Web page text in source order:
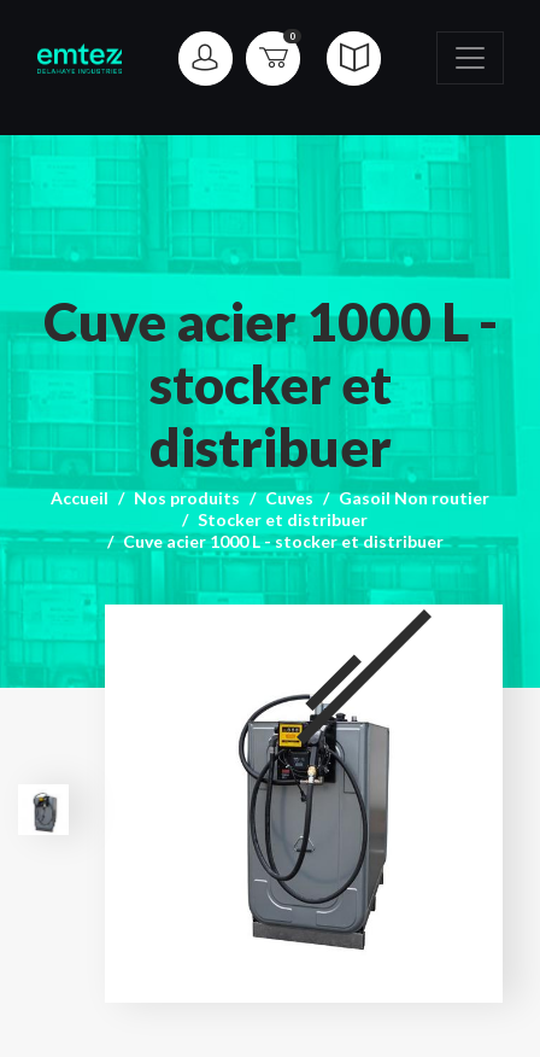
0
Cuve acier 1000 L -
stocker et
distribuer
Accueil Nos produits Cuves
Gasoil Non routier
Stocker et distribuer
Cuve acier 1000 L - stocker et distribuer